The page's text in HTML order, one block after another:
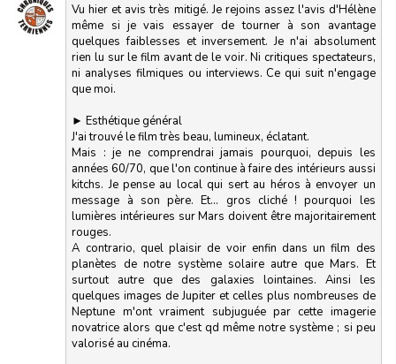
Vu hier et avis très mitigé. Je rejoins assez l'avis d'Hélène
même si je vais essayer de tourner à son avantage
quelques faiblesses et inversement. Je n'ai absolument
rien lu sur le film avant de le voir. Ni critiques spectateurs,
ni analyses filmiques ou interviews. Ce qui suit n'engage
que moi.
► Esthétique général
J'ai trouvé le film très beau, lumineux, éclatant.
Mais : je ne comprendrai jamais pourquoi, depuis les
années 60/70, que l'on continue à faire des intérieurs aussi
kitchs. Je pense au local qui sert au héros à envoyer un
message à son père. Et... gros cliché ! pourquoi les
lumières intérieures sur Mars doivent être majoritairement
rouges.
A contrario, quel plaisir de voir enfin dans un film des
planètes de notre système solaire autre que Mars. Et
surtout autre que des galaxies lointaines. Ainsi les
quelques images de Jupiter et celles plus nombreuses de
Neptune m'ont vraiment subjuguée par cette imagerie
novatrice alors que c'est qd même notre système ; si peu
valorisé au cinéma.